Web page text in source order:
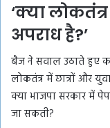
‘क्या
अपराध है?’
बैज ने सवाल उठाते हुए
लोकतंत्र में छात्रों और
क्या भाजपा सरकार में
जा सकती?